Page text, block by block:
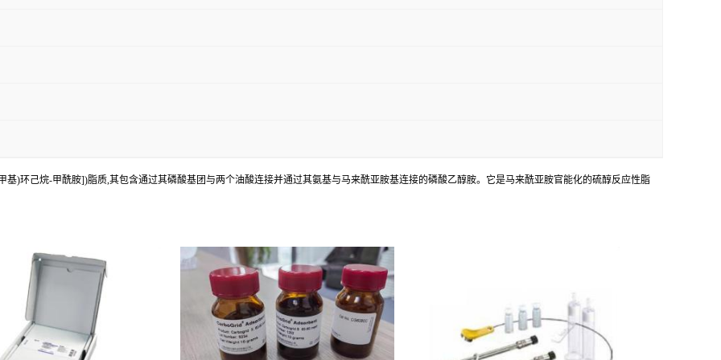
基)环己烷-甲酰胺])脂质,其包含通过其磷酸基团与两个油酸连接并通过其氨基与马来酰亚胺基连接的磷酸乙醇胺。它是马来酰亚胺官能化的硫醇反应性脂